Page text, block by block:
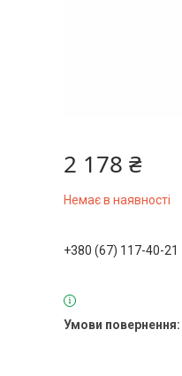
2 178 ₴
Немає в наявності
+380 (67) 117-40-21